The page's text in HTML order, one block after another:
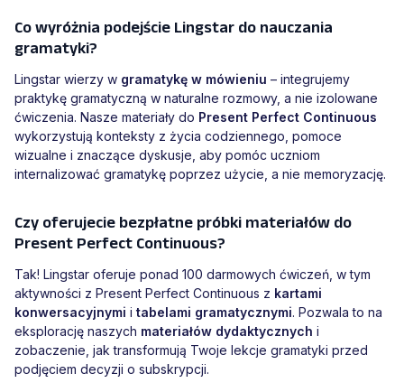
Co wyróżnia podejście Lingstar do nauczania
gramatyki?
Lingstar wierzy w gramatykę w mówieniu – integrujemy
praktykę gramatyczną w naturalne rozmowy, a nie izolowane
ćwiczenia. Nasze materiały do Present Perfect Continuous
wykorzystują konteksty z życia codziennego, pomoce
wizualne i znaczące dyskusje, aby pomóc uczniom
internalizować gramatykę poprzez użycie, a nie memoryzację.
Czy oferujecie bezpłatne próbki materiałów do
Present Perfect Continuous?
Tak! Lingstar oferuje ponad 100 darmowych ćwiczeń, w tym
aktywności z Present Perfect Continuous z kartami
konwersacyjnymi i tabelami gramatycznymi. Pozwala to na
eksplorację naszych materiałów dydaktycznych i
zobaczenie, jak transformują Twoje lekcje gramatyki przed
podjęciem decyzji o subskrypcji.